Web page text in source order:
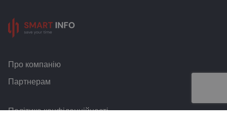
Про компанію
Партнерам
Політика конфіденційності